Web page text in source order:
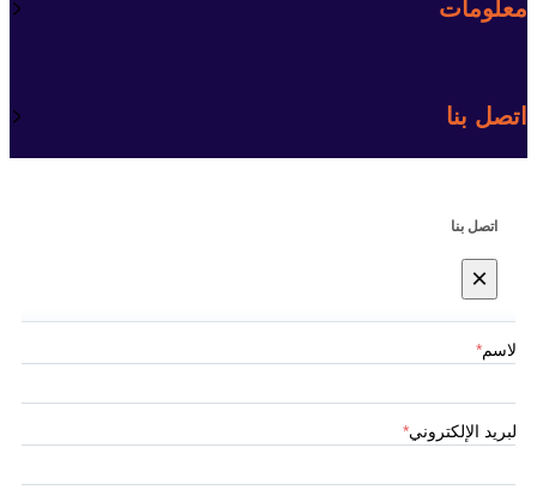
معلومات
اتصل بنا
اتصل بنا
×
الاسم*
البريد الإلكتروني*